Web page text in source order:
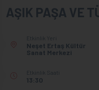
AŞIK PAŞA VE
Etkinlik Yeri
Neşet Ertaş Kültür
Sanat Merkezi
Etkinlik Saati
13:30